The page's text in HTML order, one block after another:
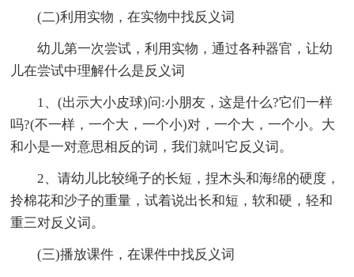
(二)利用实物，在实物中找反义词
幼儿第一次尝试，利用实物，通过各种器官，让幼
儿在尝试中理解什么是反义词
1、(出示大小皮球)问:小朋友，这是什么?它们一样
吗?(不一样，一个大，一个小)对，一个大，一个小。大
和小是一对意思相反的词，我们就叫它反义词。
2、请幼儿比较绳子的长短，捏木头和海绵的硬度，
拎棉花和沙子的重量，试着说出长和短，软和硬，轻和
重三对反义词。
(三)播放课件，在课件中找反义词